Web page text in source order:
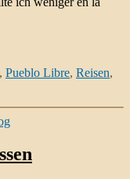
, Pueblo Libre, Reisen,